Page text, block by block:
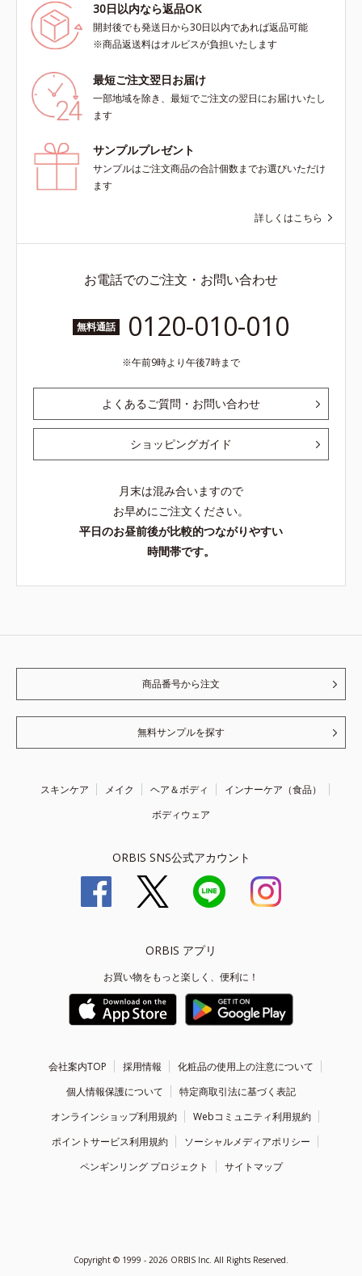
30日以内なら返品OK
開封後でも発送日から30日以内であれば返品可能
※商品返送料はオルビスが負担いたします
最短ご注文翌日お届け
一部地域を除き、最短でご注文の翌日にお届けいたし
ます
サンプルプレゼント
サンプルはご注文商品の合計個数までお選びいただけ
ます
詳しくはこちら
お電話でのご注文・お問い合わせ
無料通話 0120-010-010
午前9時より午後7時まで
よくあるご質問・お問い合わせ
ショッピングガイド
月末は混み合いますので
お早めにご注文ください。
平日のお昼前後が比較的つながりやすい
時間帯です。
商品番号から注文
無料サンプルを探す
スキンケア メイク ヘア＆ボディ
インナーケア（食品）
ボディウェア
ORBIS SNS公式アカウント
ORBIS アプリ
お買い物をもっと楽しく、便利に！
会社案内TOP 採用情報
化粧品の使用上の注意について
個人情報保護について
特定商取引法に基づく表記
オンラインショップ利用規約
Webコミュニティ利用規約
ポイントサービス利用規約
ソーシャルメディアポリシー
ペンギンリング プロジェクト
サイトマップ
Copyright © 1999 - 2026 ORBIS Inc. All Rights Reserved.